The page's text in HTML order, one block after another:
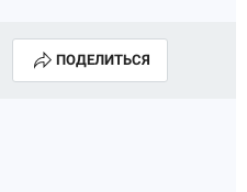
ПОДЕЛИТЬСЯ